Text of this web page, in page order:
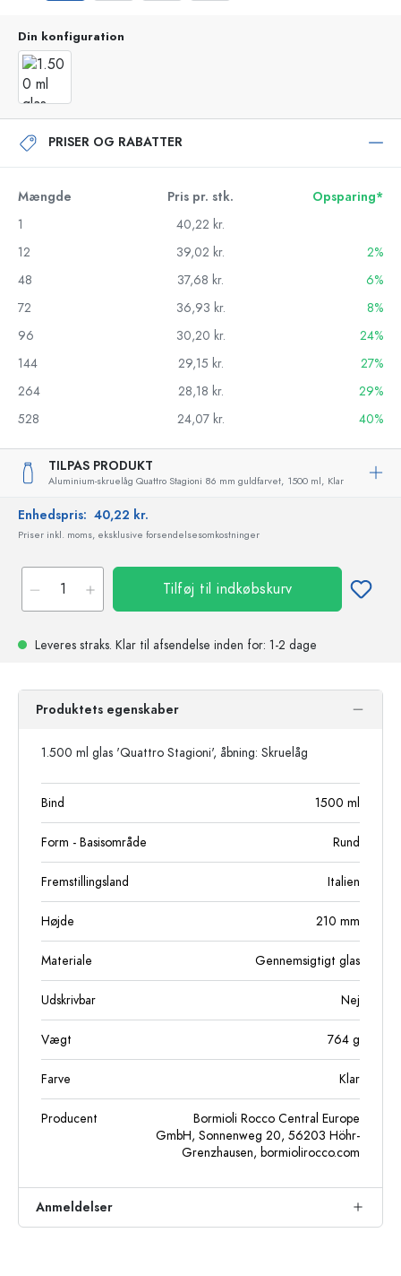
Din konfiguration
PRISER OG RABATTER
Mængde Pris pr. stk.
Opsparing*
1
40,22 kr.
12
39,02 kr.
2%
48
37,68 kr.
6%
72
36,93 kr.
8%
96
30,20 kr.
24%
144
29,15 kr.
27%
264
28,18 kr.
29%
528
24,07 kr. 40%
TILPAS PRODUKT
Aluminium-skruelåg Quattro Stagioni 86 mm guldfarvet, 1500 ml, Klar
Enhedspris: 40,22 kr.
Priser inkl. moms, eksklusive forsendelsesomkostninger
Tilføj til indkøbskurv
Leveres straks. Klar til afsendelse inden for: 1-2 dage
Produktets egenskaber
1.500 ml glas 'Quattro Stagioni', åbning: Skruelåg
Bind 1500 ml
Form - Basisområde Rund
Fremstillingsland Italien
Højde 210 mm
Materiale Gennemsigtigt glas
Udskrivbar Nej
Vægt 764 g
Farve Klar
Producent
Bormioli Rocco Central Europe
GmbH, Sonnenweg 20, 56203 Höhr-
Grenzhausen, bormiolirocco.com
Anmeldelser